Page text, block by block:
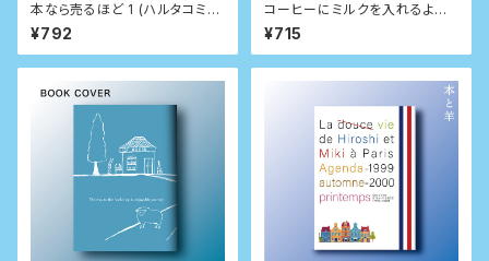
本なら売るほど 1 (ハルタコミッ
クス)
¥792
コーヒーにミルクを入れるよう
な愛（サイン本）
¥715